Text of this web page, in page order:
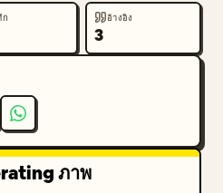
อคอนโค้ดและข้อความ
อ่านว่า Add dark mode to
the settings
สถานะชื่อ Codex is
ครื่องหมายสีม่วง)","ปรับใช้
วบ่งชี้วงกลมบางส่วน)","เรียก
ครื่องหมาย สี
ก อ้างอิง
3
ภาพ